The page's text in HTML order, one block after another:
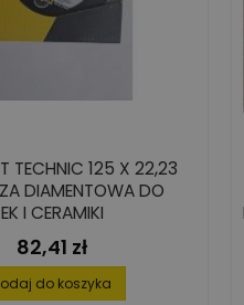
TECHNIC 125 X 22,23
DIAMENTOWA DO
I CERAMIKI
Cena
82,41 zł
do koszyka